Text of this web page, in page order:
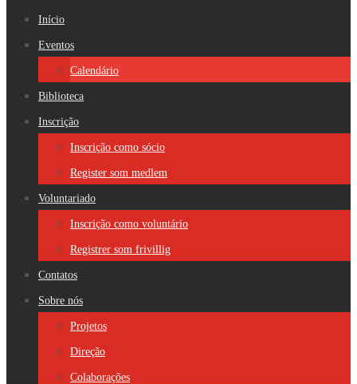
Início
Eventos
Calendário
Biblioteca
Inscrição
Inscrição como sócio
Register som medlem
Voluntariado
Inscrição como voluntário
Registrer som frivillig
Contatos
Sobre nós
Projetos
Direção
Colaborações